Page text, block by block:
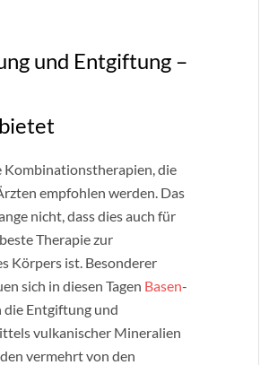
und Entgiftung –
Kombinationstherapien, die
empfohlen werden. Das
nicht, dass dies auch für
Therapie zur
Körpers ist. Besonderer
sich in diesen Tagen Basen-
die Entgiftung und
vulkanischer Mineralien
vermehrt von den